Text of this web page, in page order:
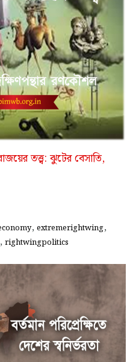
তত্ত্ব: ঝুটের বেসাতি,
, extremerightwing,
, rightwingpolitics